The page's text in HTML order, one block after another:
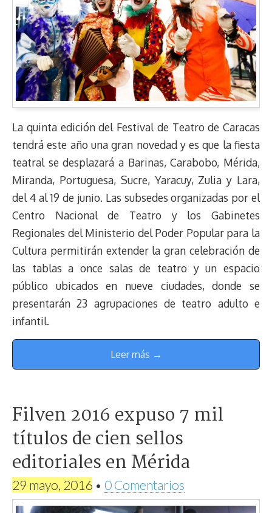
La quinta edición del Festival de Teatro de Caracas
tendrá este año una gran novedad y es que la fiesta
teatral se desplazará a Barinas, Carabobo, Mérida,
Miranda, Portuguesa, Sucre, Yaracuy, Zulia y Lara,
del 4 al 19 de junio. Las subsedes organizadas por el
Centro Nacional de Teatro y los Gabinetes
Regionales del Ministerio del Poder Popular para la
Cultura permitirán extender la gran celebración de
las tablas a once salas de teatro y un espacio
público ubicados en nueve ciudades, donde se
presentarán 23 agrupaciones de teatro adulto e
infantil.
Leer más →
Filven 2016 expuso 7 mil
títulos de cien sellos
editoriales en Mérida
29 mayo, 2016 • 0 Comentarios